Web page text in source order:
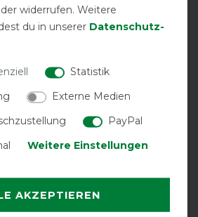
LATEST REVIEWS
der Ponydecke ist " eseltauglich"
widerrufen. Weitere
du in unserer Daten­schutz­
Statistik
Externe Medien
PayPal
Weitere Einstellungen
AKZEPTIEREN